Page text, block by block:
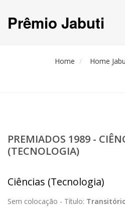
Prêmio Jabuti
Home Home
PREMIADOS 1989 -
(TECNOLOGIA)
Ciências (Tecnologia)
Sem colocação - Título: